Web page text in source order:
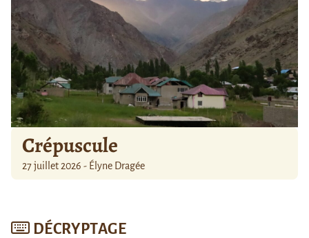
Crépuscule
27 juillet 2026 - Élyne Dragée
DÉCRYPTAGE